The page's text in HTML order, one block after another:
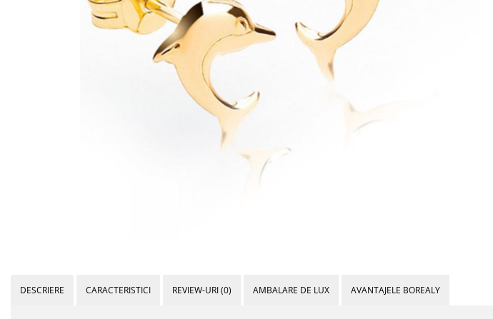
Cele mai vandute
DESCRIERE CARACTERISTICI REVIEW-URI(0) AMBALARE DE LUX AVANTAJELE BOREALY